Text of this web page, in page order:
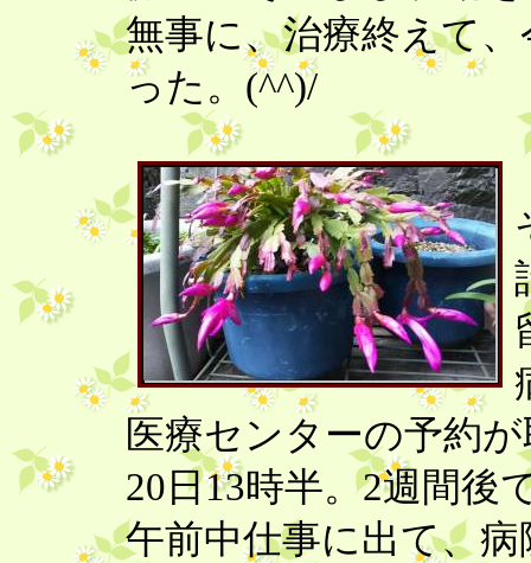
無事に、治療終えて
った。(^^)/
医療センターの予約
20日13時半。2週間後
午前中仕事に出て、